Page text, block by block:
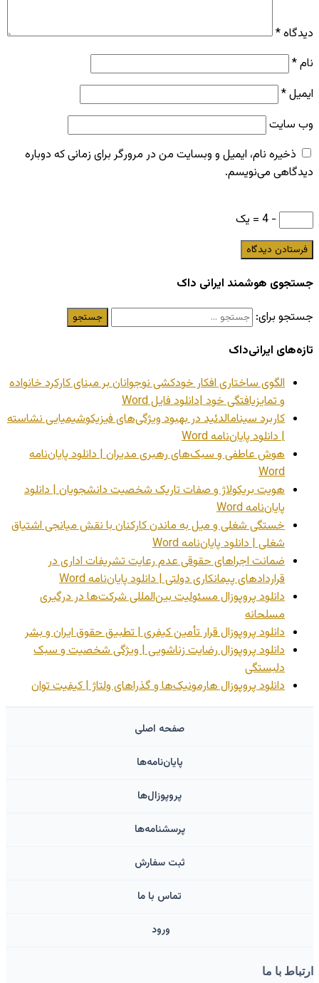
دیدگاه*
نام*
ایمیل*
وب‌ سایت
ذخیره نام، ایمیل و وبسایت من در مرورگر برای زمانی که دوباره
دیدگاهی می‌نویسم.
− 4 = یک
جستجوی هوشمند ایرانی داک
جستجو برای:
تازه‌های ایرانی‌داک
الگوی ساختاری افکار خودکشی نوجوانان بر مبنای کارکرد خانواده
و تمایزیافتگی خود |دانلود فایل Word
کاربرد سینامالدئید در بهبود ویژگی‌های فیزیکوشیمیایی نشاسته
| دانلود پایان‌نامه Word
هوش عاطفی و سبک‌های رهبری مدیران | دانلود پایان‌نامه
Word
هویت بریکولاژ و صفات تاریک شخصیت دانشجویان | دانلود
پایان‌نامه Word
خستگی شغلی و میل به ماندن کارکنان با نقش میانجی اشتیاق
شغلی | دانلود پایان‌نامه Word
ضمانت اجراهای حقوقی عدم رعایت تشریفات اداری در
قراردادهای پیمانکاری دولتی | دانلود پایان‌نامه Word
دانلود پروپوزال مسئولیت بین‌المللی شرکت‌ها در درگیری
مسلحانه
دانلود پروپوزال قرار تأمین کیفری | تطبیق حقوق ایران و بشر
دانلود پروپوزال رضایت زناشویی | ویژگی شخصیت و سبک
دلبستگی
دانلود پروپوزال هارمونیک‌ها و گذراهای ولتاژ | کیفیت توان
صفحه اصلی
پایان‌نامه‌ها
پروپوزال‌ها
پرسشنامه‌ها
ثبت سفارش
تماس با ما
ورود ‌
ارتباط با ما